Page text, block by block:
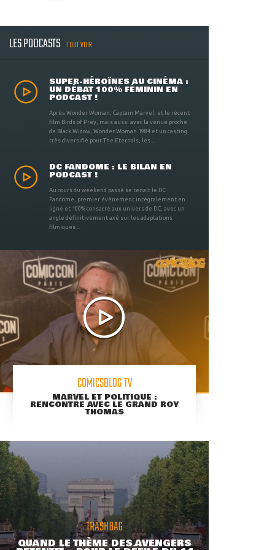
LES PODCASTS TOUT VOIR
SUPER-HÉROÏNES AU CINÉMA :
UN DÉBAT 100% FÉMININ EN
PODCAST !
Après Wonder Woman, Captain Marvel, et le récent
film Birds of Prey, mais aussi avec la venue proche
de Black Widow, Wonder Woman 1984 et un casting
très diversifié pour The Eternals, les ...
DC FANDOME : LE BILAN EN
PODCAST !
Au cours du weekend passé se tenait le DC
Fandome, premier évènement intégralement en
ligne et 100% consacré aux univers de DC, avec un
angle définitivement axé sur les adaptations
filmiques ...
COMICSBLOG TV
MARVEL ET POLITIQUE :
RENCONTRE AVEC LE GRAND ROY
THOMAS
TRASHBAG
QUAND LE THÈME DES AVENGERS